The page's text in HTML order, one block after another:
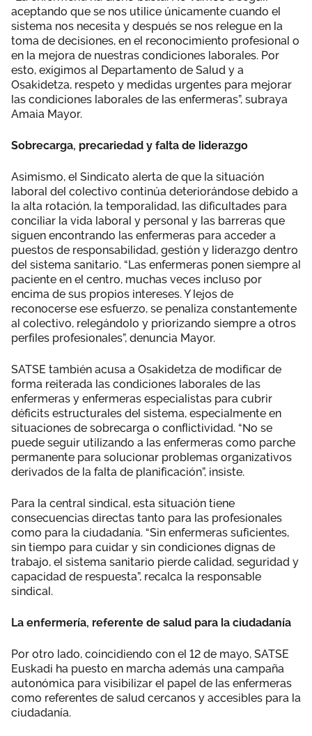
aceptando que se nos utilice únicamente cuando el
sistema nos necesita y después se nos relegue en la
toma de decisiones, en el reconocimiento profesional o
en la mejora de nuestras condiciones laborales. Por
esto, exigimos al Departamento de Salud y a
Osakidetza, respeto y medidas urgentes para mejorar
las condiciones laborales de las enfermeras”, subraya
Amaia Mayor.
Sobrecarga, precariedad y falta de liderazgo
Asimismo, el Sindicato alerta de que la situación
laboral del colectivo continúa deteriorándose debido a
la alta rotación, la temporalidad, las dificultades para
conciliar la vida laboral y personal y las barreras que
siguen encontrando las enfermeras para acceder a
puestos de responsabilidad, gestión y liderazgo dentro
del sistema sanitario. “Las enfermeras ponen siempre al
paciente en el centro, muchas veces incluso por
encima de sus propios intereses. Y lejos de
reconocerse ese esfuerzo, se penaliza constantemente
al colectivo, relegándolo y priorizando siempre a otros
perfiles profesionales”, denuncia Mayor.
SATSE también acusa a Osakidetza de modificar de
forma reiterada las condiciones laborales de las
enfermeras y enfermeras especialistas para cubrir
déficits estructurales del sistema, especialmente en
situaciones de sobrecarga o conflictividad. “No se
puede seguir utilizando a las enfermeras como parche
permanente para solucionar problemas organizativos
derivados de la falta de planificación”, insiste.
Para la central sindical, esta situación tiene
consecuencias directas tanto para las profesionales
como para la ciudadanía. “Sin enfermeras suficientes,
sin tiempo para cuidar y sin condiciones dignas de
trabajo, el sistema sanitario pierde calidad, seguridad y
capacidad de respuesta”, recalca la responsable
sindical.
La enfermería, referente de salud para la ciudadanía
Por otro lado, coincidiendo con el 12 de mayo, SATSE
Euskadi ha puesto en marcha además una campaña
autonómica para visibilizar el papel de las enfermeras
como referentes de salud cercanos y accesibles para la
ciudadanía.